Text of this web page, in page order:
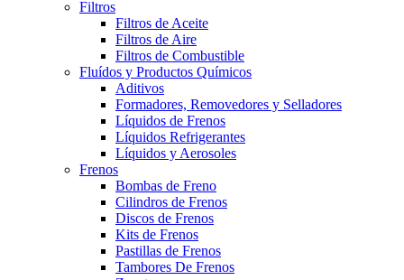
Filtros
Filtros de Aceite
Filtros de Aire
Filtros de Combustible
Fluídos y Productos Químicos
Aditivos
Formadores, Removedores y Selladores
Líquidos de Frenos
Líquidos Refrigerantes
Líquidos y Aerosoles
Frenos
Bombas de Freno
Cilindros de Frenos
Discos de Frenos
Kits de Frenos
Pastillas de Frenos
Tambores De Frenos